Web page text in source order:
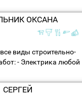
та
офісів, будинків,
житлових...
ОКСАНА
виды строительно-
- Электрика любой
теплый пол) -
дверей...
СЕРГЕЙ